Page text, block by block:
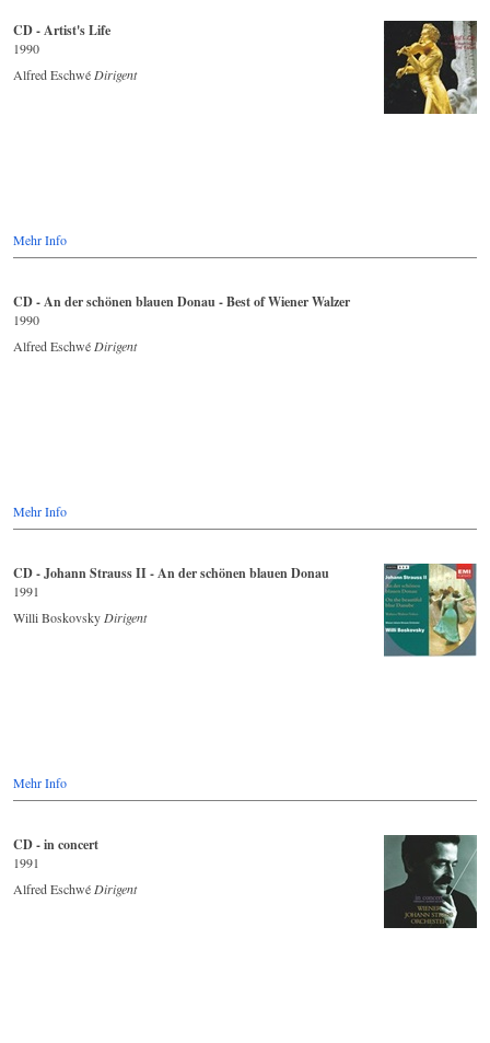
CD - Artist's Life
1990
Alfred Eschwé Dirigent
Mehr Info
CD - An der schönen blauen Donau - Best of Wiener Walzer
1990
Alfred Eschwé Dirigent
Mehr Info
CD - Johann Strauss II - An der schönen blauen Donau
1991
Willi Boskovsky Dirigent
Mehr Info
CD - in concert
1991
Alfred Eschwé Dirigent